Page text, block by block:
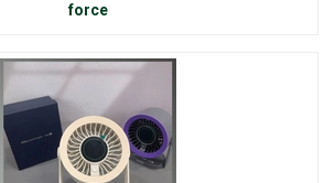
force